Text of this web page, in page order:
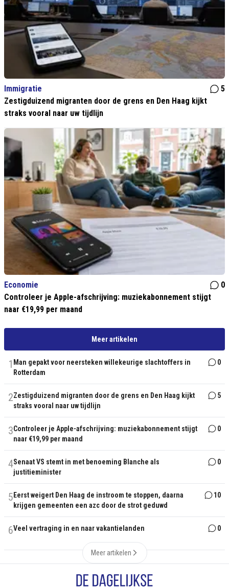
Immigratie
5
Zestigduizend migranten door de grens en Den Haag kijkt
straks vooral naar uw tijdlijn
Economie
0
Controleer je Apple-afschrijving: muziekabonnement stijgt
naar €19,99 per maand
Meer artikelen
1 Man gepakt voor neersteken willekeurige slachtoffers in
Rotterdam
0
2Zestigduizend migranten door de grens en Den Haag kijkt
straks vooral naar uw tijdlijn
5
3Controleer je Apple-afschrijving: muziekabonnement stijgt
naar €19,99 per maand
0
4Senaat VS stemt in met benoeming Blanche als
justitieminister
0
5 Eerst weigert Den Haag de instroom te stoppen, daarna
krijgen gemeenten een azc door de strot geduwd
10
6Veel vertraging in en naar vakantielanden 0
Meer artikelen